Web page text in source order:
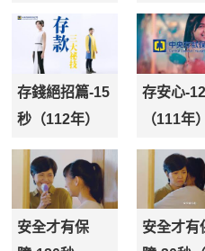
存錢絕招篇-15
秒（112年）
存安心-
（111年）
安全才有保
安全才有